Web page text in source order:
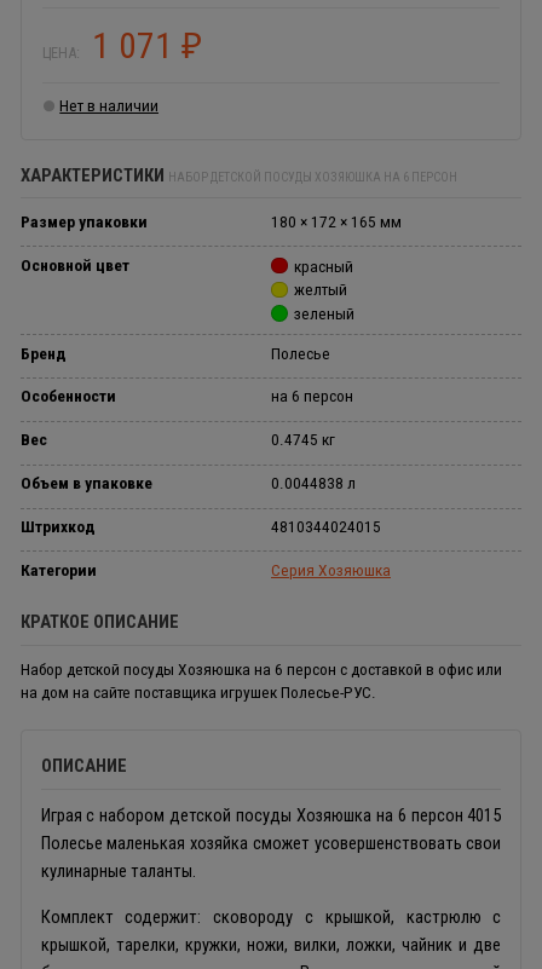
ЦЕНА: 1 071 ₽
Нет в наличии
ХАРАКТЕРИСТИКИ НАБОР ДЕТСКОЙ ПОСУДЫ ХОЗЯЮШКА НА 6 ПЕРСОН
Размер упаковки 180 × 172 × 165 мм
Основной цвет
красный
желтый
зеленый
Бренд Полесье
Особенности на 6 персон
Вес 0.4745 кг
Объем в упаковке 0.0044838 л
Штрихкод 4810344024015
Категории Серия Хозяюшка
КРАТКОЕ ОПИСАНИЕ
Набор детской посуды Хозяюшка на 6 персон с доставкой в офис или
на дом на сайте поставщика игрушек Полесье-РУС.
ОПИСАНИЕ
Играя с набором детской посуды Хозяюшка на 6 персон 4015
Полесье маленькая хозяйка сможет усовершенствовать свои
кулинарные таланты.
Комплект содержит: сковороду с крышкой, кастрюлю с
крышкой, тарелки, кружки, ножи, вилки, ложки, чайник и две